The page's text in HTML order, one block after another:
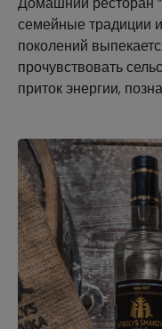
семейные традиции
поколений
прочувствовать
приток энергии,